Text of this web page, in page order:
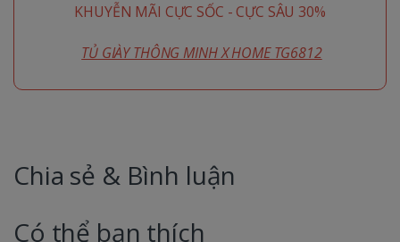
KHUYỄN MÃI CỰC SỐC - CỰC SÂU 30%
TỦ GIÀY THÔNG MINH X HOME TG6812
Chia sẻ & Bình luận
Có thể bạn thích